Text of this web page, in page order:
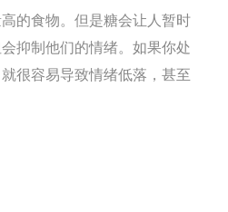
的食物。但是糖会让人暂时
抑制他们的情绪。如果你处
很容易导致情绪低落，甚至